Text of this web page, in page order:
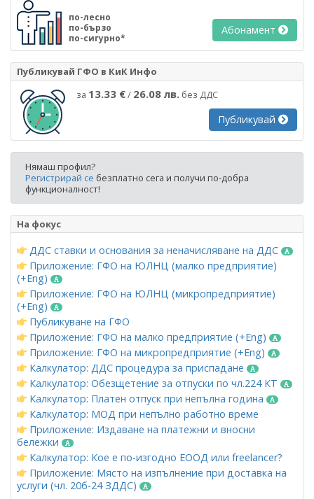
по-лесно
по-бързо
по-сигурно*
Абонамент
Публикувай ГФО в КиК Инфо
за 13.33 €/ 26.08 лв. без ДДС
Публикувай
Нямаш профил?
Регистрирай се безплатно сега и получи по-добра
функционалност!
На фокус
ДДС ставки и основания за неначисляване на ДДС
Приложение: ГФО на ЮЛНЦ (малко предприятие)
(+Eng)
Приложение: ГФО на ЮЛНЦ (микропредприятие)
(+Eng)
Публикуване на ГФО
Приложение: ГФО на малко предприятие (+Eng)
Приложение: ГФО на микропредприятие (+Eng)
Калкулатор: ДДС процедура за приспадане
Калкулатор: Обезщетение за отпуски по чл.224 КТ
Калкулатор: Платен отпуск при непълна година
Калкулатор: МОД при непълно работно време
Приложение: Издаване на платежни и вносни
бележки
Калкулатор: Кое е по-изгодно ЕООД или freelancer?
Приложение: Място на изпълнение при доставка на
услуги (чл. 20б-24 ЗДДС)